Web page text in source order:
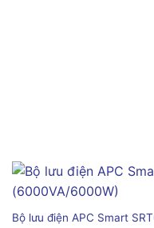
Bộ lưu điện APC Smart